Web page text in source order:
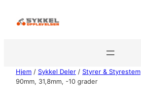
Hjem / Sykkel Deler / Styrer & Styrestem
90mm, 31,8mm, -10 grader